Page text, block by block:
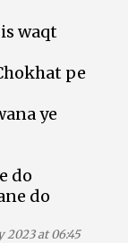
waqt
pe
ye
do
do
2023 at 06:45